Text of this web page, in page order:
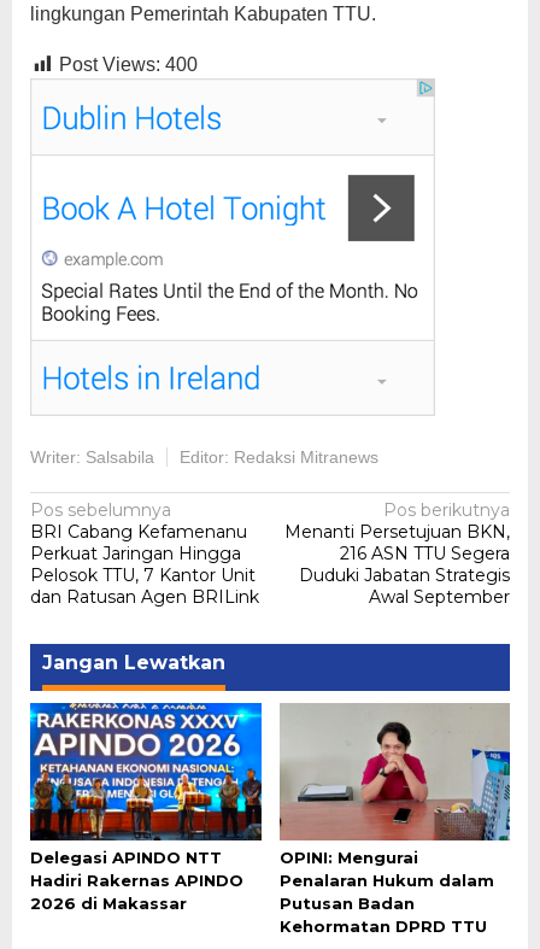
lingkungan Pemerintah Kabupaten TTU.
Post Views: 400
Writer: Salsabila Editor: Redaksi Mitranews
Navigasi
pos
Pos sebelumnya
BRI Cabang Kefamenanu
Perkuat Jaringan Hingga
Pelosok TTU, 7 Kantor Unit
dan Ratusan Agen BRILink
Pos berikutnya
Menanti Persetujuan BKN,
216 ASN TTU Segera
Duduki Jabatan Strategis
Awal September
Jangan Lewatkan
Delegasi APINDO NTT
Hadiri Rakernas APINDO
2026 di Makassar
OPINI: Mengurai
Penalaran Hukum dalam
Putusan Badan
Kehormatan DPRD TTU